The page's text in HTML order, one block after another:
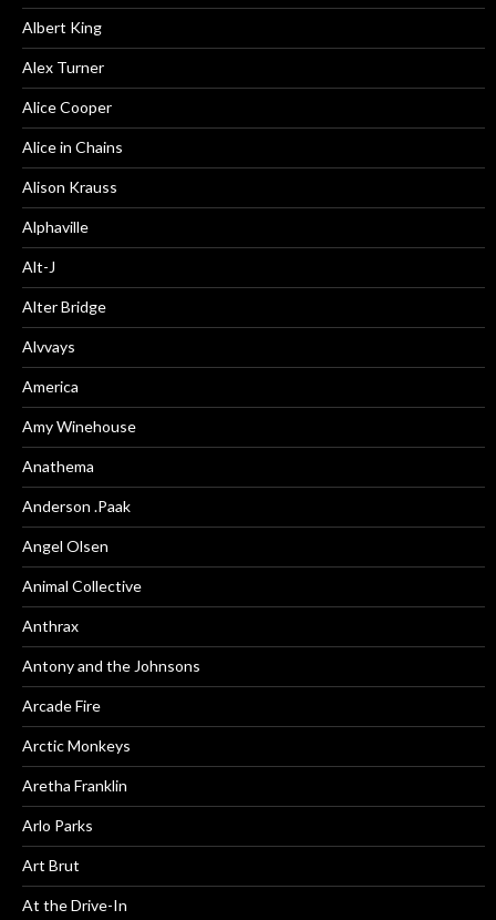
Albert King
Alex Turner
Alice Cooper
Alice in Chains
Alison Krauss
Alphaville
Alt-J
Alter Bridge
Alvvays
America
Amy Winehouse
Anathema
Anderson .Paak
Angel Olsen
Animal Collective
Anthrax
Antony and the Johnsons
Arcade Fire
Arctic Monkeys
Aretha Franklin
Arlo Parks
Art Brut
At the Drive-In